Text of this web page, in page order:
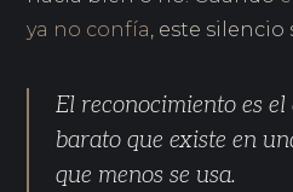
ya no confía, este silencio
El reconocimiento es
barato que existe en
que menos se usa.